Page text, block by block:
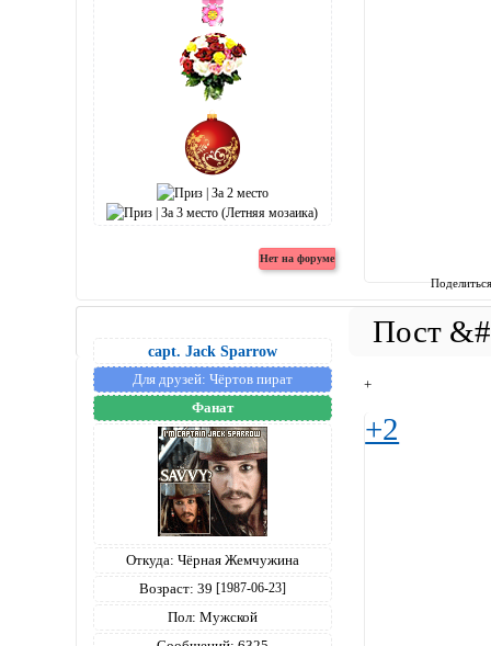
capt. Jack Sparrow
Для друзей: Чёртов пират
Фанат
Откуда: Чёрная Жемчужина
Возраст: 39 [1987-06-23]
Пол: Мужской
+
+2